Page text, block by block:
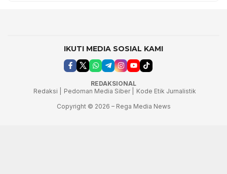
IKUTI MEDIA SOSIAL KAMI
REDAKSIONAL
Redaksi |
Pedoman Media Siber |
Kode Etik Jurnalistik
Copyright © 2026 – Rega Media News